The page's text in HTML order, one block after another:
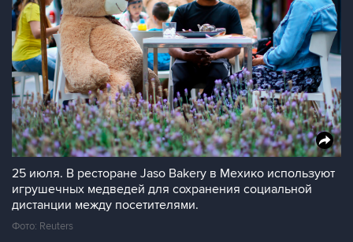
25 июля. В ресторане Jaso Bakery в Мехико используют
игрушечных медведей для сохранения социальной
дистанции между посетителями.
Фото: Reuters